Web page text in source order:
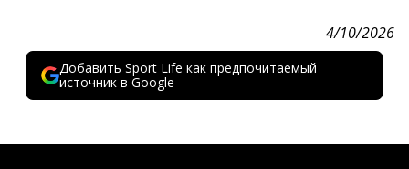
4/10/2026
Добавить Sport Life как предпочитаемый
источник в Google